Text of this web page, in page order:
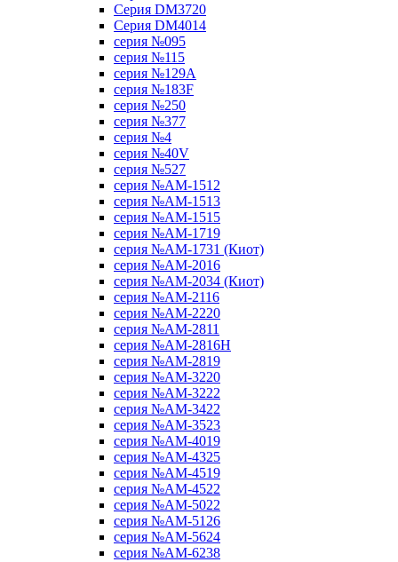
Серия DM3720
Серия DM4014
серия №095
серия №115
серия №129A
серия №183F
серия №250
серия №377
серия №4
серия №40V
серия №527
серия №AM-1512
серия №AM-1513
серия №AM-1515
серия №AM-1719
серия №AM-1731 (Киот)
серия №AM-2016
серия №AM-2034 (Киот)
серия №AM-2116
серия №AM-2220
серия №AM-2811
серия №AM-2816H
серия №AM-2819
серия №AM-3220
серия №AM-3222
серия №AM-3422
серия №AM-3523
серия №AM-4019
серия №AM-4325
серия №AM-4519
серия №AM-4522
серия №AM-5022
серия №AM-5126
серия №AM-5624
серия №AM-6238